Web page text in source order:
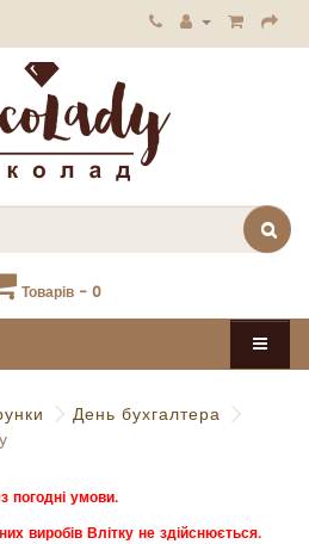
Товарів - 0
День бухгалтера
погодні умови.
виробів Влітку не здійснюється.